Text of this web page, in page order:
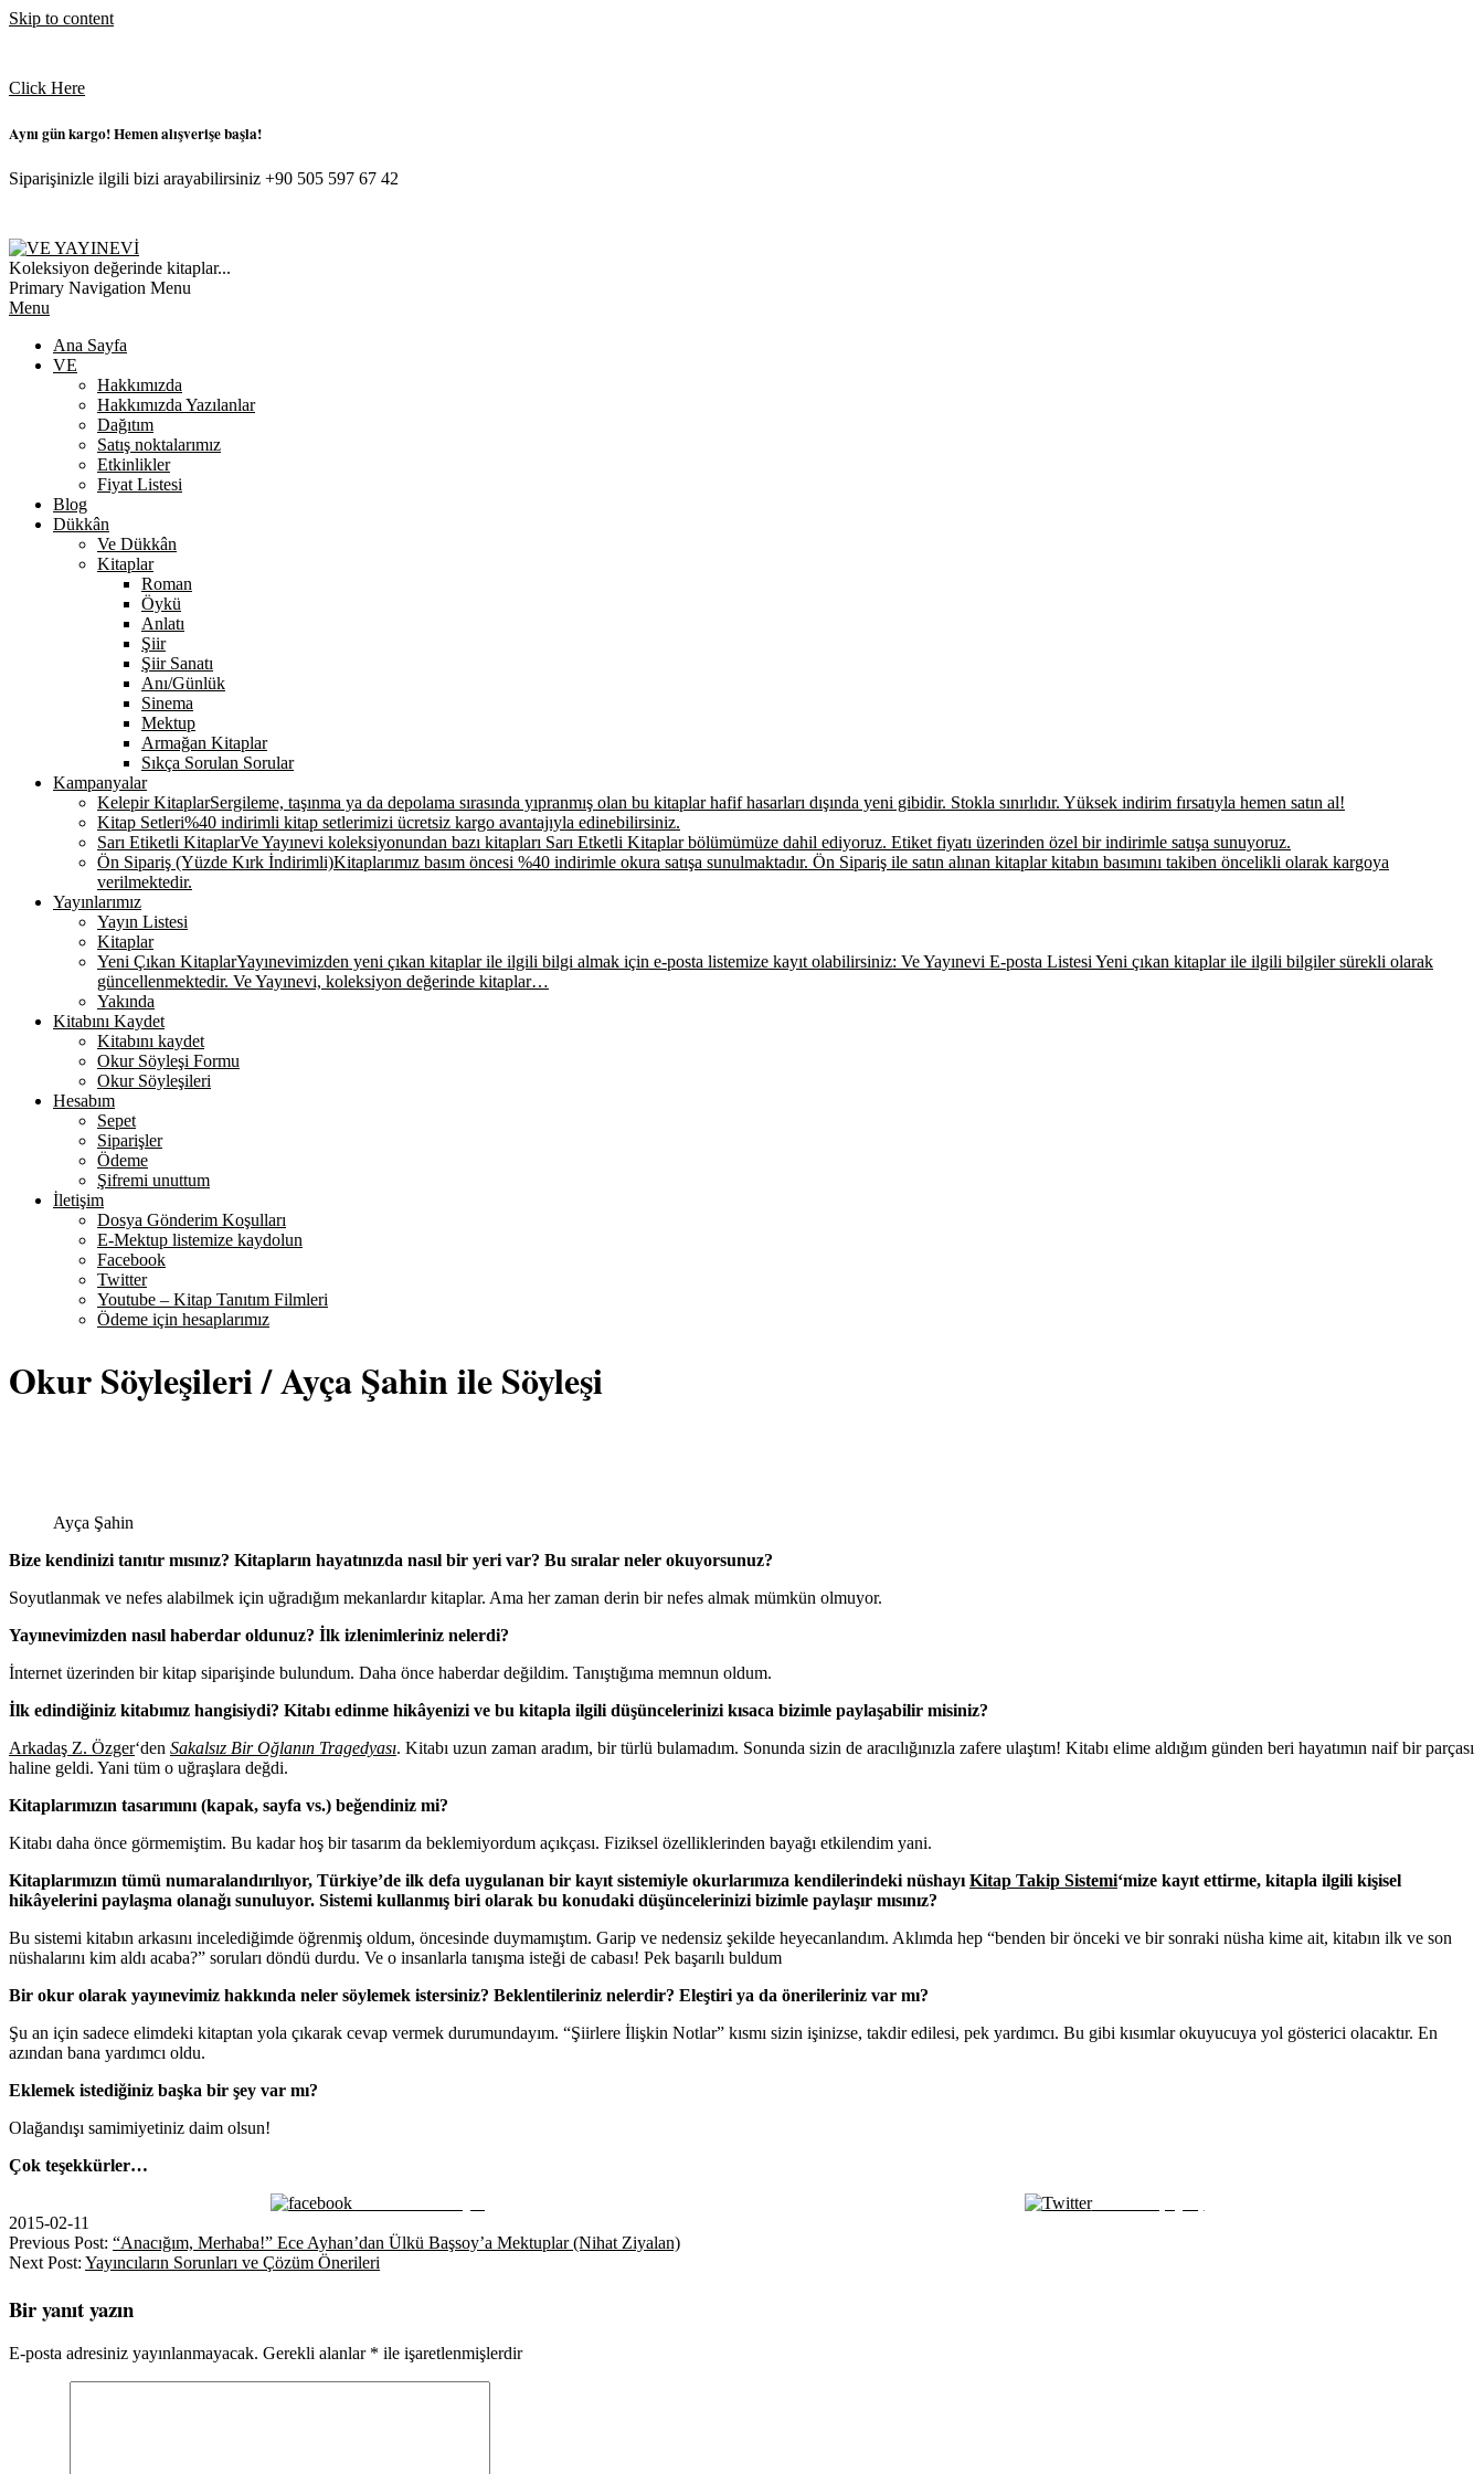
Skip to content
Click Here
Aynı gün kargo! Hemen alışverişe başla!
Siparişinizle ilgili bizi arayabilirsiniz +90 505 597 67 42
VE
YAYINEVI
Koleksiyon değerinde kitaplar...
Primary Navigation Menu
Menu
Ana Sayfa
VE
Hakkımızda
Hakkımızda Yazılanlar
Dağıtım
Satış noktalarımız
Etkinlikler
Fiyat Listesi
Blog
Dükkân
Ve Dükkân
Kitaplar
Roman
Öykü
Anlatı
Şiir
Şiir Sanatı
Anı/Günlük
Sinema
Mektup
Armağan Kitaplar
Sıkça Sorulan Sorular
Kampanyalar
Kelepir KitaplarSergileme, taşınma ya da depolama sırasında yıpranmış olan bu kitaplar hafif hasarları dışında yeni gibidir. Stokla sınırlıdır. Yüksek indirim fırsatıyla hemen satın al!
Kitap Setleri%40 indirimli kitap setlerimizi ücretsiz kargo avantajıyla edinebilirsiniz.
Sarı Etiketli KitaplarVe Yayınevi koleksiyonundan bazı kitapları Sarı Etketli Kitaplar bölümümüze dahil ediyoruz. Etiket fiyatı üzerinden özel bir indirimle satışa sunuyoruz.
Ön Sipariş (Yüzde Kırk İndirimli)Kitaplarımız basım öncesi %40 indirimle okura satışa sunulmaktadır. Ön Sipariş ile satın alınan kitaplar kitabın basımını takiben öncelikli olarak kargoya
verilmektedir.
Yayınlarımız
Yayın Listesi
Kitaplar
Yeni Çıkan KitaplarYayınevimizden yeni çıkan kitaplar ile ilgili bilgi almak için e-posta listemize kayıt olabilirsiniz: Ve Yayınevi E-posta Listesi Yeni çıkan kitaplar ile ilgili bilgiler sürekli olarak
güncellenmektedir. Ve Yayınevi, koleksiyon değerinde kitaplar…
Yakında
Kitabını Kaydet
Kitabını kaydet
Okur Söyleşi Formu
Okur Söyleşileri
Hesabım
Sepet
Siparişler
Ödeme
Şifremi unuttum
İletişim
Dosya Gönderim Koşulları
E-Mektup listemize kaydolun
Facebook
Twitter
Youtube – Kitap Tanıtım Filmleri
Ödeme için hesaplarımız
Okur Söyleşileri / Ayça Şahin ile Söyleşi
Ayça Şahin
Bize kendinizi tanıtır mısınız? Kitapların hayatınızda nasıl bir yeri var? Bu sıralar neler okuyorsunuz?
Soyutlanmak ve nefes alabilmek için uğradığım mekanlardır kitaplar. Ama her zaman derin bir nefes almak mümkün olmuyor.
Yayınevimizden nasıl haberdar oldunuz? İlk izlenimleriniz nelerdi?
İnternet üzerinden bir kitap siparişinde bulundum. Daha önce haberdar değildim. Tanıştığıma memnun oldum.
İlk edindiğiniz kitabımız hangisiydi? Kitabı edinme hikâyenizi ve bu kitapla ilgili düşüncelerinizi kısaca bizimle paylaşabilir misiniz?
Arkadaş Z. Özger‘den Sakalsız Bir Oğlanın Tragedyası. Kitabı uzun zaman aradım, bir türlü bulamadım. Sonunda sizin de aracılığınızla zafere ulaştım! Kitabı elime aldığım günden beri hayatımın naif bir parçası
haline geldi. Yani tüm o uğraşlara değdi.
Kitaplarımızın tasarımını (kapak, sayfa vs.) beğendiniz mi?
Kitabı daha önce görmemiştim. Bu kadar hoş bir tasarım da beklemiyordum açıkçası. Fiziksel özelliklerinden bayağı etkilendim yani.
Kitaplarımızın tümü numaralandırılıyor, Türkiye’de ilk defa uygulanan bir kayıt sistemiyle okurlarımıza kendilerindeki nüshayı Kitap Takip Sistemi‘mize kayıt ettirme, kitapla ilgili kişisel
hikâyelerini paylaşma olanağı sunuluyor. Sistemi kullanmış biri olarak bu konudaki düşüncelerinizi bizimle paylaşır mısınız?
Bu sistemi kitabın arkasını incelediğimde öğrenmiş oldum, öncesinde duymamıştım. Garip ve nedensiz şekilde heyecanlandım. Aklımda hep “benden bir önceki ve bir sonraki nüsha kime ait, kitabın ilk ve son
nüshalarını kim aldı acaba?” soruları döndü durdu. Ve o insanlarla tanışma isteği de cabası! Pek başarılı buldum
Bir okur olarak yayınevimiz hakkında neler söylemek istersiniz? Beklentileriniz nelerdir? Eleştiri ya da önerileriniz var mı?
Şu an için sadece elimdeki kitaptan yola çıkarak cevap vermek durumundayım. “Şiirlere İlişkin Notlar” kısmı sizin işinizse, takdir edilesi, pek yardımcı. Bu gibi kısımlar okuyucuya yol gösterici olacaktır. En
azından bana yardımcı oldu.
Eklemek istediğiniz başka bir şey var mı?
Olağandışı samimiyetiniz daim olsun!
Çok teşekkürler…
Tweet ile paylaş
2015-02-11
Previous Post: “Anacığım, Merhaba!” Ece Ayhan’dan Ülkü Başsoy’a Mektuplar (Nihat Ziyalan)
Next Post: Yayıncıların Sorunları ve Çözüm Önerileri
Bir yanıt yazın
E-posta adresiniz yayınlanmayacak. Gerekli alanlar * ile işaretlenmişlerdir